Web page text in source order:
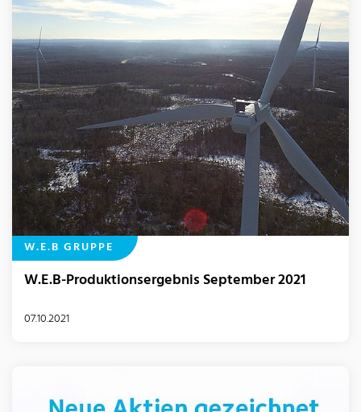
W.E.B GRUPPE
W.E.B-Produktionsergebnis September 2021
07.10.2021